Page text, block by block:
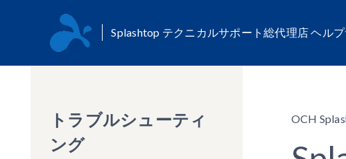
Splashtop テクニカルサポート総代理店 ヘルプ
トラブルシューティ
ング
OCH